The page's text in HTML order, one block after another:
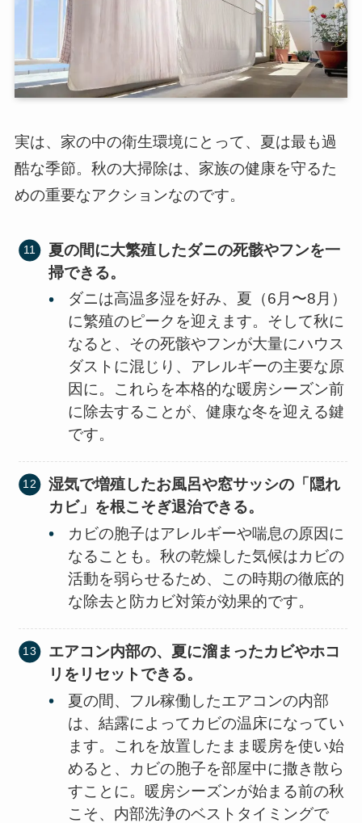
実は、家の中の衛生環境にとって、夏は最も過
酷な季節。秋の大掃除は、家族の健康を守るた
めの重要なアクションなのです。
夏の間に大繁殖したダニの死骸やフンを一
掃できる。
ダニは高温多湿を好み、夏（6月〜8月）
に繁殖のピークを迎えます。そして秋に
なると、その死骸やフンが大量にハウス
ダストに混じり、アレルギーの主要な原
因に。これらを本格的な暖房シーズン前
に除去することが、健康な冬を迎える鍵
です。
湿気で増殖したお風呂や窓サッシの「隠れ
カビ」を根こそぎ退治できる。
カビの胞子はアレルギーや喘息の原因に
なることも。秋の乾燥した気候はカビの
活動を弱らせるため、この時期の徹底的
な除去と防カビ対策が効果的です。
エアコン内部の、夏に溜まったカビやホコ
リをリセットできる。
夏の間、フル稼働したエアコンの内部
は、結露によってカビの温床になってい
ます。これを放置したまま暖房を使い始
めると、カビの胞子を部屋中に撒き散ら
すことに。暖房シーズンが始まる前の秋
こそ、内部洗浄のベストタイミングで